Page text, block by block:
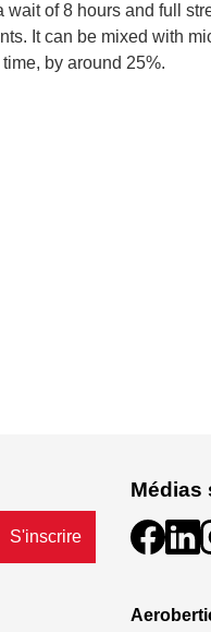
of 8 hours and full
It can be mixed with
by around 25%.
S'inscrire
Médias